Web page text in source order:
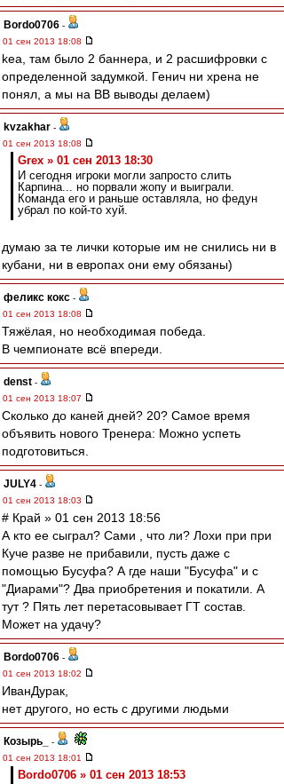
Bordo0706 -
01 сен 2013 18:08
kea, там было 2 баннера, и 2 расшифровки с
определенной задумкой. Генич ни хрена не
понял, а мы на ВВ выводы делаем)
kvzakhar -
01 сен 2013 18:08
Grex » 01 сен 2013 18:30
И сегодня игроки могли запросто слить
Карпина... но порвали жопу и выиграли.
Команда его и раньше оставляла, но федун
убрал по кой-то хуй.
думаю за те лички которые им не снились ни в
кубани, ни в европах они ему обязаны)
феликс кокс -
01 сен 2013 18:08
Тяжёлая, но необходимая победа.
В чемпионате всё впереди.
denst -
01 сен 2013 18:07
Сколько до каней дней? 20? Самое время
объявить нового Тренера: Можно успеть
подготовиться.
JULY4 -
01 сен 2013 18:03
# Край » 01 сен 2013 18:56
А кто ее сыграл? Сами , что ли? Лохи при при
Куче разве не прибавили, пусть даже с
помощью Бусуфа? А где наши "Бусуфа" и с
"Диарами"? Два приобретения и покатили. А
тут ? Пять лет перетасовывает ГТ состав.
Может на удачу?
Bordo0706 -
01 сен 2013 18:02
ИванДурак,
нет другого, но есть с другими людьми
Козырь_
-
01 сен 2013 18:01
Bordo0706 » 01 сен 2013 18:53